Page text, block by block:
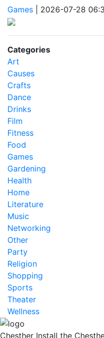
Games 2026-07-28
Categories
Art
Causes
Crafts
Dance
Drinks
Film
Fitness
Food
Games
Gardening
Health
Home
Literature
Music
Networking
Other
Party
Religion
Shopping
Sports
Theater
Wellness
Chesther Install the